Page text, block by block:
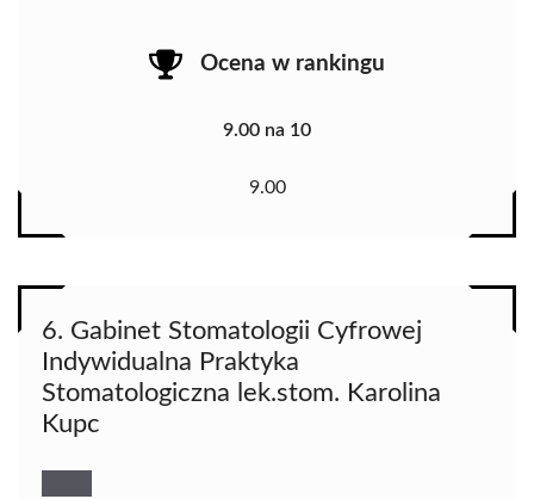
Ocena w rankingu
9.00 na 10
9.00
6. Gabinet Stomatologii Cyfrowej
Indywidualna Praktyka
Stomatologiczna lek.stom. Karolina
Kupc